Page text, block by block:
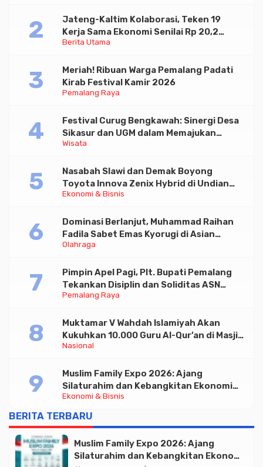
Berita Utama
Jateng-Kaltim Kolaborasi, Teken 19
Kerja Sama Ekonomi Senilai Rp 20,2
Triliun
Pemalang Raya
Meriah! Ribuan Warga Pemalang Padati
Kirab Festival Kamir 2026
Wisata
Festival Curug Bengkawah: Sinergi Desa
Sikasur dan UGM dalam Memajukan
Wisata serta UMKM Lokal
Ekonomi & Bisnis
Nasabah Slawi dan Demak Boyong
Toyota Innova Zenix Hybrid di Undian
Tabungan Bima Bank Jateng
Olahraga
Dominasi Berlanjut, Muhammad Raihan
Fadila Sabet Emas Kyorugi di Asian
Taekwondo Indonesia Open 2026
Pemalang Raya
Pimpin Apel Pagi, Plt. Bupati Pemalang
Tekankan Disiplin dan Soliditas ASN
untuk Pelayanan Publik
Nasional
Muktamar V Wahdah Islamiyah Akan
Kukuhkan 10.000 Guru Al-Qur’an di Masjid
Istiqlal
Ekonomi & Bisnis
Muslim Family Expo 2026: Ajang
Silaturahim dan Kebangkitan Ekonomi
Halal di Jakarta
BERITA TERBARU
Muslim Family Expo 2026: Ajang
Silaturahim dan Kebangkitan Ekonomi